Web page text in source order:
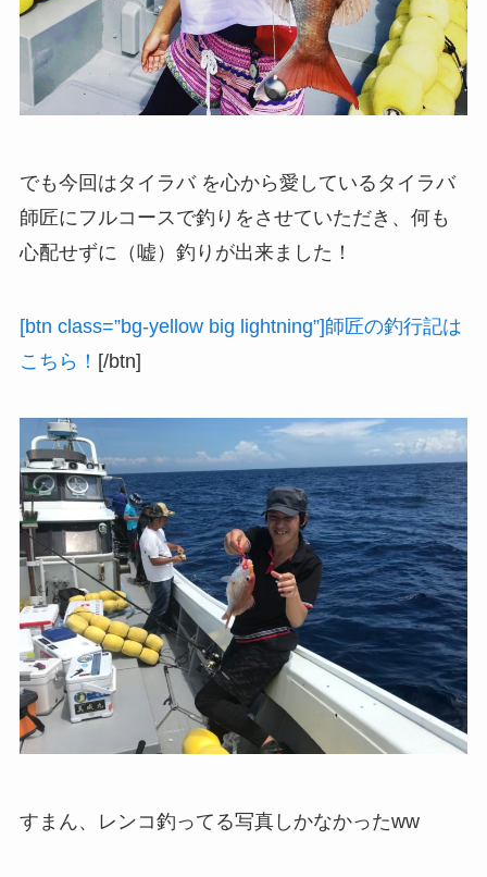
でも今回はタイラバ を心から愛しているタイラバ
師匠にフルコースで釣りをさせていただき、何も
心配せずに（嘘）釣りが出来ました！
[btn class=”bg-yellow big lightning”]師匠の釣行記は
こちら！ [/btn]
すまん、レンコ釣ってる写真しかなかったww